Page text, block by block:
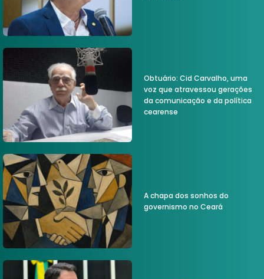
Obtuário: Cid Carvalho, uma
voz que atravessou gerações
da comunicação e da política
cearense
A chapa dos sonhos do
governismo no Ceará